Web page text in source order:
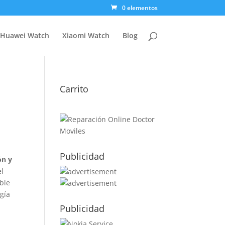
0 elementos
Huawei Watch Xiaomi Watch Blog
y
Carrito
Publicidad
Publicidad